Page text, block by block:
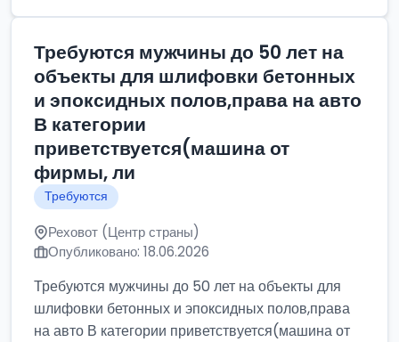
Требуются мужчины до 50 лет на
объекты для шлифовки бетонных
и эпоксидных полов,права на авто
В категории
приветствуется(машина от
фирмы, ли
Требуются
Реховот (Центр страны)
Опубликовано: 18.06.2026
Требуются мужчины до 50 лет на объекты для
шлифовки бетонных и эпоксидных полов,права
на авто В категории приветствуется(машина от